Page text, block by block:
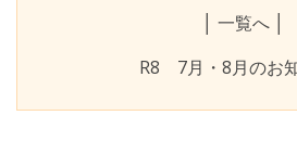
一覧へ
R8 7月・8月のお